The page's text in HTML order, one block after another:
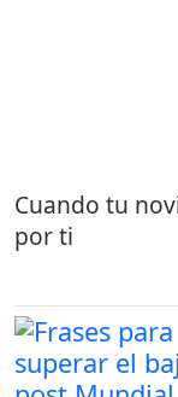
Cuando tu
por ti